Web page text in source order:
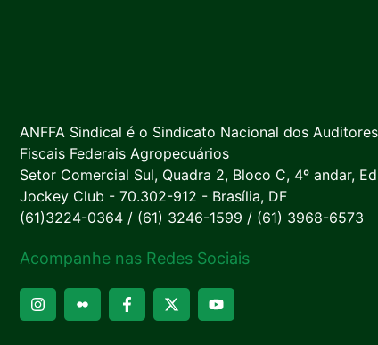
ANFFA Sindical é o Sindicato Nacional dos Auditores
Fiscais Federais Agropecuários
Setor Comercial Sul, Quadra 2, Bloco C, 4º andar,
Jockey Club - 70.302-912 - Brasília, DF
(61)3224-0364 / (61) 3246-1599 / (61) 3968-6573
Acompanhe nas Redes Sociais